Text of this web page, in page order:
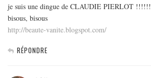
je suis une dingue de CLAUDIE PIERLOT !!!!!!
bisous, bisous
http://beaute-vanite.blogspot.com/
RÉPONDRE